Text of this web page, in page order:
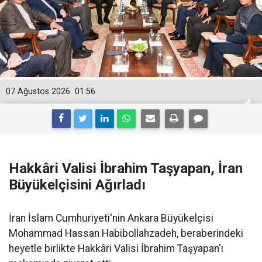
01:56
07 Ağustos 2026
Hakkâri Valisi İbrahim Taşyapan, İran
Büyükelçisini Ağırladı
İran İslam Cumhuriyeti'nin Ankara Büyükelçisi
Mohammad Hassan Habibollahzadeh, beraberindeki
heyetle birlikte Hakkâri Valisi İbrahim Taşyapan'ı